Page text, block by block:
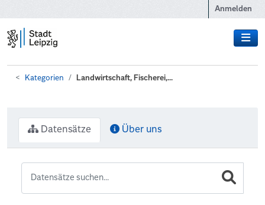
Anmelden
Kategorien Landwirtschaft, Fischerei,...
Datensätze Über uns